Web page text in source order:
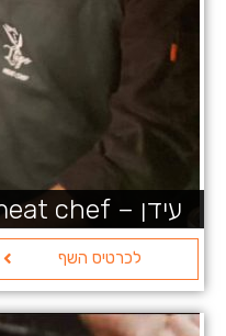
עידן – Lupo meat chef
לכרטיס השף